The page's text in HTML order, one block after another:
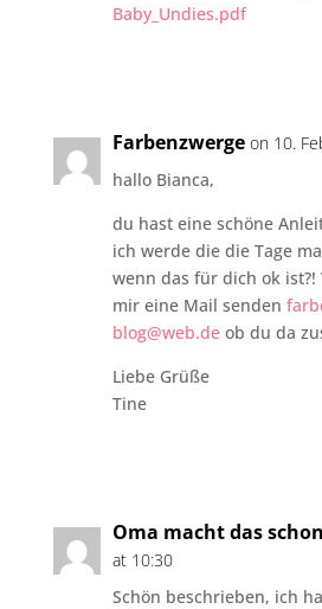
Baby_Undies.pdf
Farbenzwerge on 10.
hallo Bianca,
du hast eine schöne
ich werde die die Tage
wenn das für dich ok
mir eine Mail senden
blog@web.deob du da
Liebe Grüße
Tine
Oma macht das schon
at 10:30
Schön beschrieben, ich